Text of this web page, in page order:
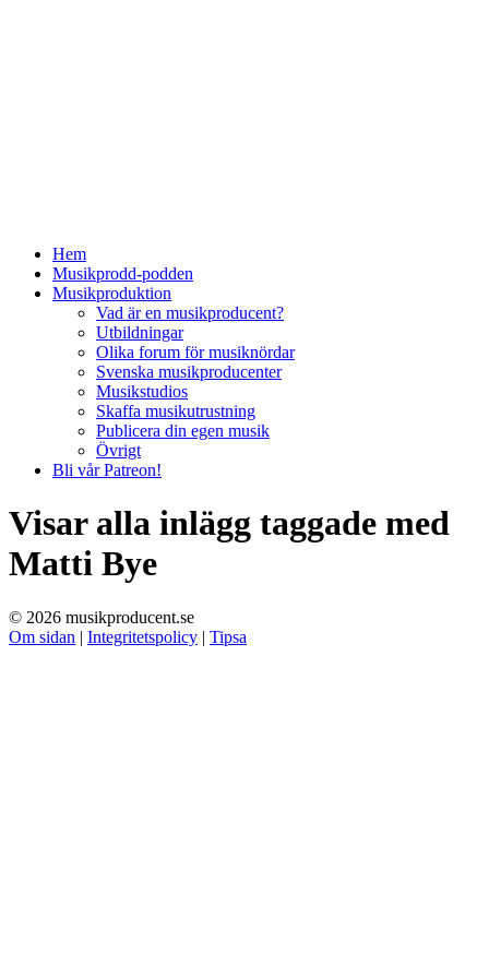
Hem
Musikprodd-podden
Musikproduktion
Vad är en musikproducent?
Utbildningar
Olika forum för musiknördar
Svenska musikproducenter
Musikstudios
Skaffa musikutrustning
Publicera din egen musik
Övrigt
Bli vår Patreon!
Visar alla inlägg taggade med
Matti Bye
© 2026 musikproducent.se
Om sidan | Integritetspolicy | Tipsa